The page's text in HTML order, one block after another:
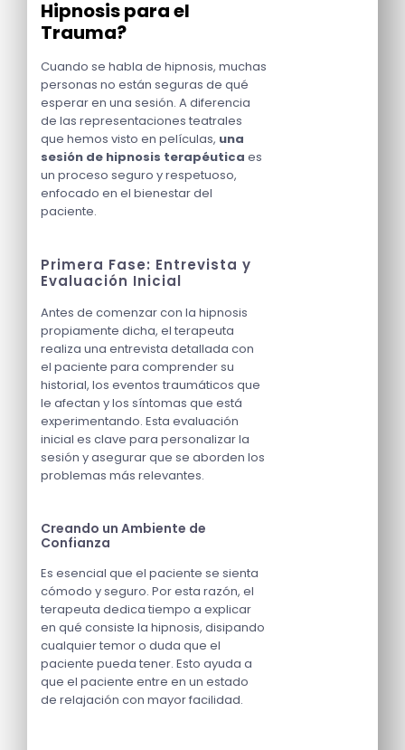
Hipnosis para el
Trauma?
Cuando se habla de hipnosis, muchas
personas no están seguras de qué
esperar en una sesión. A diferencia
de las representaciones teatrales
que hemos visto en películas, una
sesión de hipnosis terapéutica es
un proceso seguro y respetuoso,
enfocado en el bienestar del
paciente.
Primera Fase: Entrevista y
Evaluación Inicial
Antes de comenzar con la hipnosis
propiamente dicha, el terapeuta
realiza una entrevista detallada con
el paciente para comprender su
historial, los eventos traumáticos que
le afectan y los síntomas que está
experimentando. Esta evaluación
inicial es clave para personalizar la
sesión y asegurar que se aborden los
problemas más relevantes.
Creando un Ambiente de
Confianza
Es esencial que el paciente se sienta
cómodo y seguro. Por esta razón, el
terapeuta dedica tiempo a explicar
en qué consiste la hipnosis, disipando
cualquier temor o duda que el
paciente pueda tener. Esto ayuda a
que el paciente entre en un estado
de relajación con mayor facilidad.